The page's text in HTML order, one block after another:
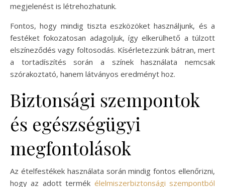
megjelenést is létrehozhatunk.
Fontos, hogy mindig tiszta eszközöket használjunk, és a
festéket fokozatosan adagoljuk, így elkerülhető a túlzott
elszíneződés vagy foltosodás. Kísérletezzünk bátran, mert
a tortadíszítés során a színek használata nemcsak
szórakoztató, hanem látványos eredményt hoz.
Biztonsági szempontok
és egészségügyi
megfontolások
Az ételfestékek használata során mindig fontos ellenőrizni,
hogy az adott termék élelmiszerbiztonsági szempontból